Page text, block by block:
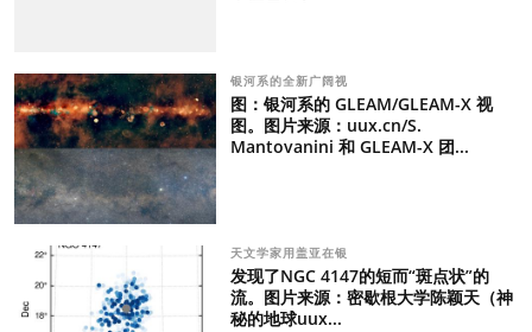
银河系的全新广阔视
图：银河系的 GLEAM/GLEAM-X 视
图。图片来源：uux.cn/S.
Mantovanini 和 GLEAM-X 团...
天文学家用盖亚在银
发现了NGC 4147的短而“斑点状”的
流。图片来源：密歇根大学陈颖天（神
秘的地球uux...